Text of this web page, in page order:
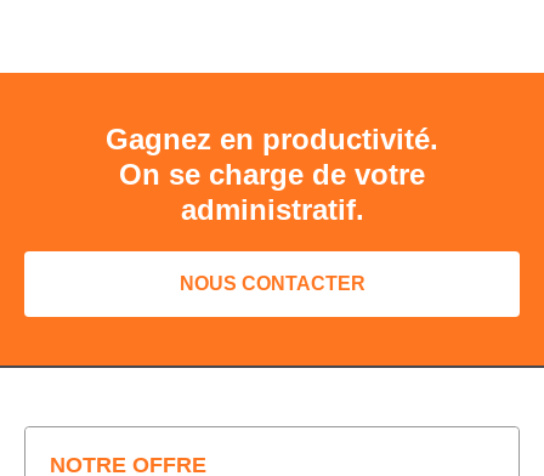
Gagnez en productivité.
On se charge de votre
administratif.
NOUS CONTACTER
NOTRE OFFRE